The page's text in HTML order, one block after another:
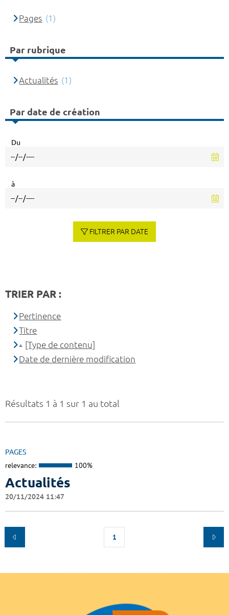
Résultats 1 à 1 sur 1 au total
PAGES
relevance: 100%
Actualités
20/11/2024 11:47
1
Pages (1)
Par rubrique
Actualités (1)
Par date de création
Du
à
FILTRER PAR DATE
TRIER PAR :
Pertinence
Titre
[Type de contenu]
Date de dernière modification